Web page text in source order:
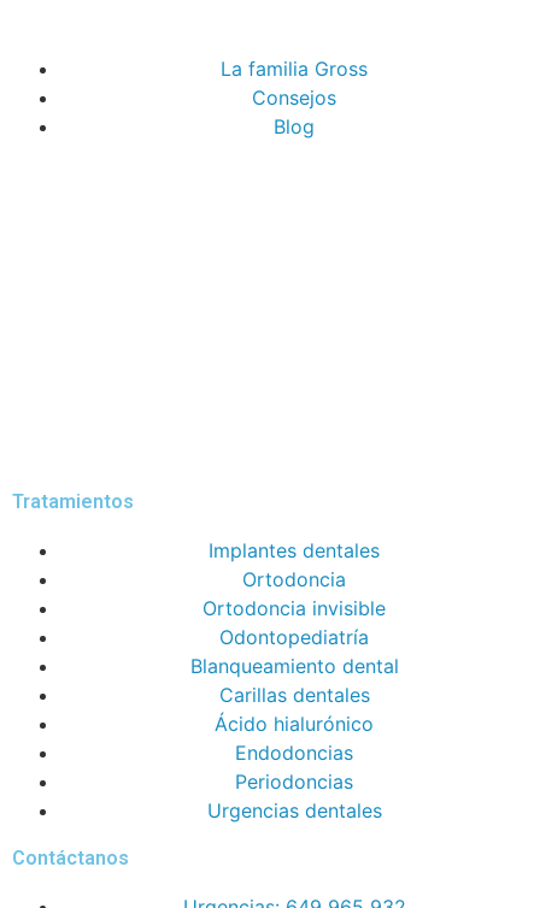
La familia Gross
Consejos
Blog
Tratamientos
Implantes dentales
Ortodoncia
Ortodoncia invisible
Odontopediatría
Blanqueamiento dental
Carillas dentales
Ácido hialurónico
Endodoncias
Periodoncias
Urgencias dentales
Contáctanos